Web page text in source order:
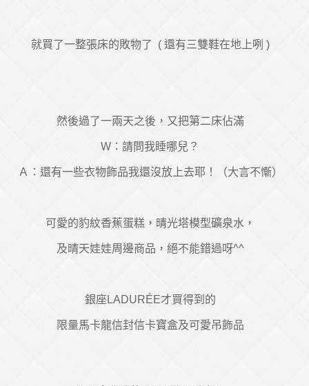
就買了一整張床的敗物了 ( 還有三雙鞋在地上咧 )
然後過了一兩天之後，又把第二床佔滿
W：請問我睡哪兒？
Ａ：還有一些衣物飾品我還沒放上去耶！（大言不慚）
可愛的豹紋香蕉蛋糕，晴光塔模型礦泉水，
及晴天娃娃周邊商品，絕不能錯過呀^^
銀座LADURÉE才買得到的
限量馬卡龍信封信卡寶盒及可愛吊飾品